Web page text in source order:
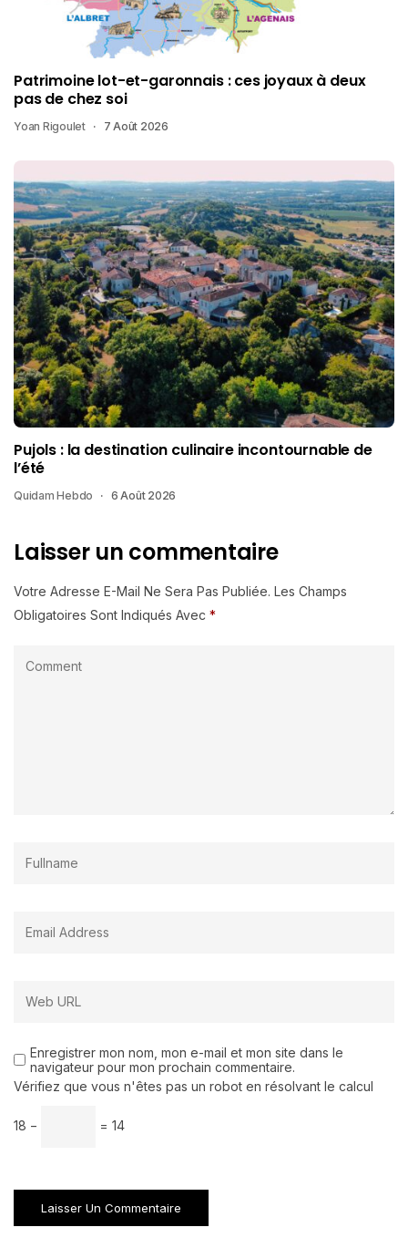
Patrimoine lot-et-garonnais : ces joyaux à deux
pas de chez soi
Yoan Rigoulet 7 Août 2026
Pujols : la destination culinaire incontournable de
l’été
Quidam Hebdo 6 Août 2026
Laisser un commentaire
Votre Adresse E-Mail Ne Sera Pas Publiée. Les Champs
Obligatoires Sont Indiqués Avec *
Enregistrer mon nom, mon e-mail et mon site dans le
navigateur pour mon prochain commentaire.
Vérifiez que vous n'êtes pas un robot en résolvant le calcul
18 − = 14